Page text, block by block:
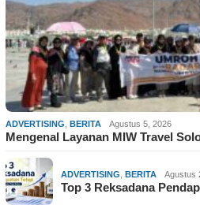
ADVERTISING BERITA Agustus 5, 2026
Mengenal Layanan MIW Travel
ADVERTISING BERITA Agustus
Top 3 Reksadana